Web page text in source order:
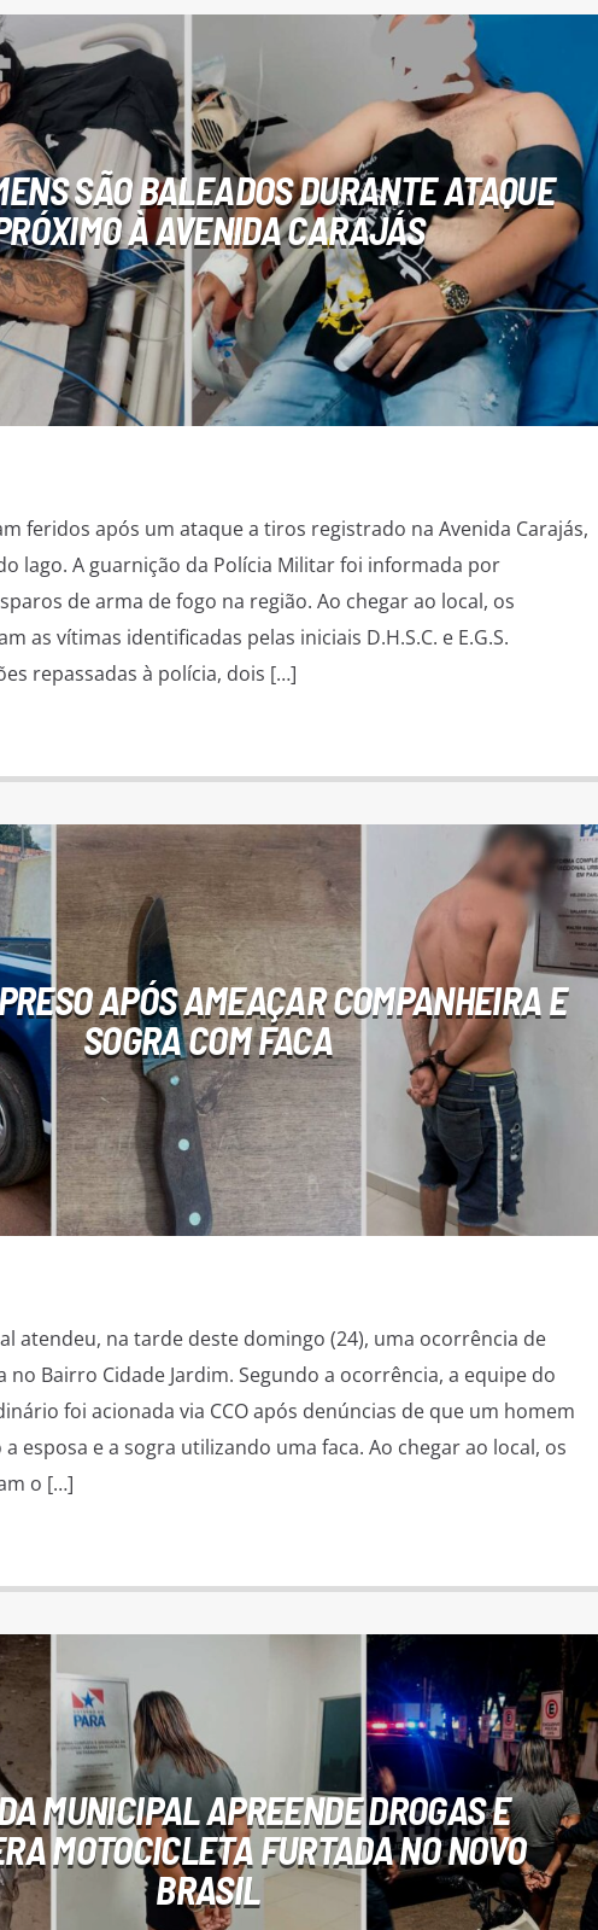
SÃO BALEADOS DURANTE ATAQUE
À AVENIDA CARAJÁS
feridos após um ataque a tiros registrado na Avenida Carajás,
lago. A guarnição da Polícia Militar foi informada por
de arma de fogo na região. Ao chegar ao local, os
as vítimas identificadas pelas iniciais D.H.S.C. e E.G.S.
repassadas à polícia, dois […]
APÓS AMEAÇAR COMPANHEIRA E
SOGRA COM FACA
atendeu, na tarde deste domingo (24), uma ocorrência de
no Bairro Cidade Jardim. Segundo a ocorrência, a equipe do
foi acionada via CCO após denúncias de que um homem
esposa e a sogra utilizando uma faca. Ao chegar ao local, os
o […]
MUNICIPAL APREENDE DROGAS E
MOTOCICLETA FURTADA NO NOVO
BRASIL